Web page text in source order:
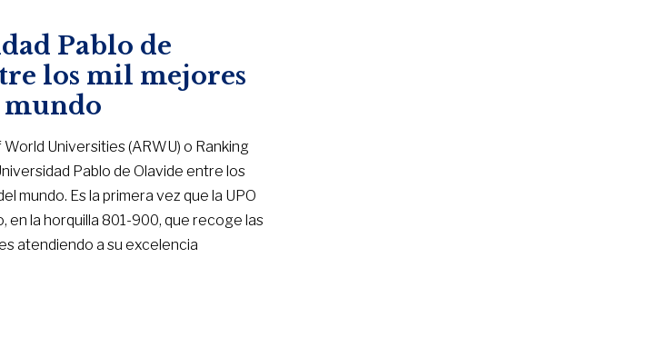
Pablo de
los mil mejores
mundo
World Universities (ARWU) o Ranking
Pablo de Olavide entre los
mundo. Es la primera vez que la UPO
en la horquilla 801-900, que recoge las
atendiendo a su excelencia